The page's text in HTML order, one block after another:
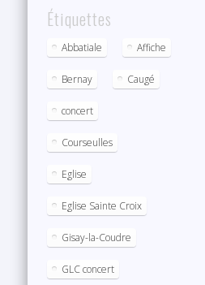
Étiquettes
Abbatiale Affiche
Bernay Caugé
concert
Courseulles
Eglise
Eglise Sainte Croix
Gisay-la-Coudre
GLC concert